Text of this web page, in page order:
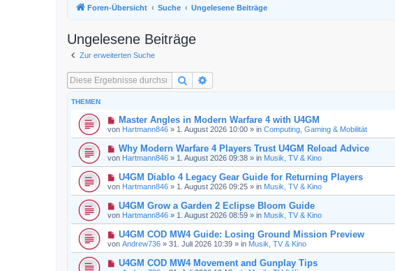
Foren-Übersicht Suche Ungelesene Beiträge
Ungelesene Beiträge
Zur erweiterten Suche
Suche
THEMEN
N
e
u
e
B
e
t
r
a
g
Master Angles in Modern Warfare 4 with U4GM
von Hartmann846 » 1. August 2026 10:00 » in Computing, Gaming & Mobilität
N
e
u
e
B
e
t
r
a
g
Why Modern Warfare 4 Players Trust U4GM Reload Advice
von Hartmann846 » 1. August 2026 09:38 » in Musik, TV & Kino
N
e
u
e
B
e
t
r
a
g
U4GM Diablo 4 Legacy Gear Guide for Returning Players
von Hartmann846 » 1. August 2026 09:25 » in Musik, TV & Kino
N
e
u
e
B
e
U4GM Grow a Garden 2 Eclipse Bloom Guide
von Hartmann846 » 1. August 2026 08:59 » in Musik, TV & Kino
N
e
u
e
U4GM COD MW4 Guide: Losing Ground Mission Preview
von Andrew736 » 31. Juli 2026 10:39 » in Musik, TV & Kino
N
e
U4GM COD MW4 Movement and Gunplay Tips